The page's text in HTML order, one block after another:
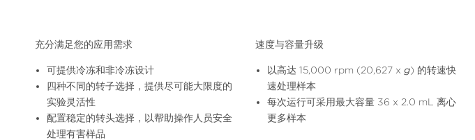
充分满足您的应用需求
可提供冷冻和非冷冻设计
四种不同的转子选择，提供尽可能大限度的
实验灵活性
配置稳定的转头选择，以帮助操作人员安全
处理有害样品
速度与容量升级
以高达 15,000 rpm (20,627 x g) 的转速快
速处理样本
每次运行可采用最大容量 36 x 2.0 mL 离心
更多样本